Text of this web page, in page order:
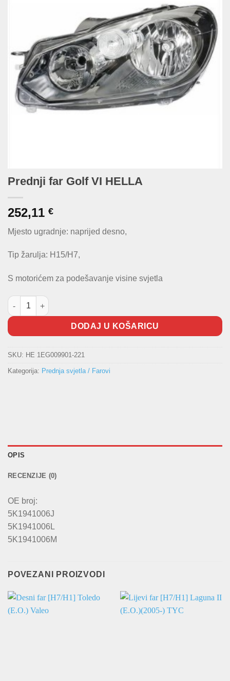
Prednji far Golf VI HELLA
252,11 €
Mjesto ugradnje: naprijed desno,
Tip žarulja: H15/H7,
S motorićem za podešavanje visine svjetla
Prednji far Golf VI HELLA količina
DODAJ U KOŠARICU
SKU: HE 1EG009901-221
Kategorija: Prednja svjetla / Farovi
OPIS
RECENZIJE (0)
OE broj:
5K1941006J
5K1941006L
5K1941006M
POVEZANI PROIZVODI